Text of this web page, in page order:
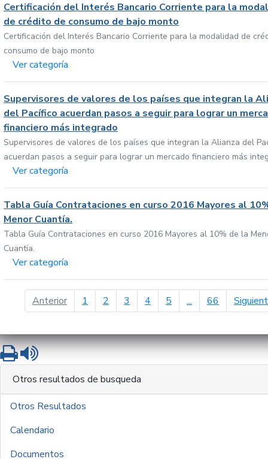
Certificación del Interés Bancario Corriente para la
de crédito de consumo de bajo monto
Certificación del Interés Bancario Corriente para la modalidad de
consumo de bajo monto
Ver categoría
Supervisores de valores de los países que integran la
del Pacífico acuerdan pasos a seguir para lograr un
financiero más integrado
Supervisores de valores de los países que integran la Alianza del
acuerdan pasos a seguir para lograr un mercado financiero más
Ver categoría
Tabla Guía Contrataciones en curso 2016 Mayores al
Menor Cuantía.
Tabla Guía Contrataciones en curso 2016 Mayores al 10% de la
Cuantía.
Ver categoría
Anteriorpágina anterior
1 2 3 4 5 ... 66
ImprimirLeer contenido
Otros resultados de busqueda
Otros Resultados
Calendario
Documentos